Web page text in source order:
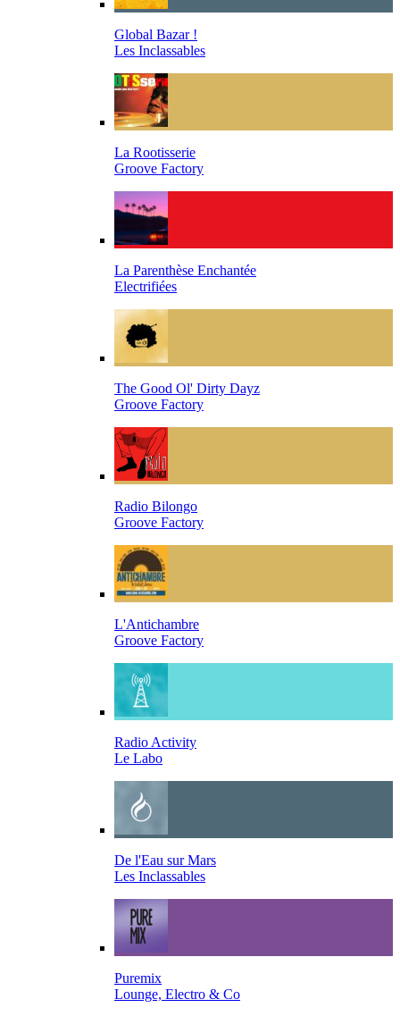
Global Bazar !
Les Inclassables
La Rootisserie
Groove Factory
La Parenthèse Enchantée
Electrifiées
The Good Ol' Dirty Dayz
Groove Factory
Radio Bilongo
Groove Factory
L'Antichambre
Groove Factory
Radio Activity
Le Labo
De l'Eau sur Mars
Les Inclassables
Puremix
Lounge, Electro & Co